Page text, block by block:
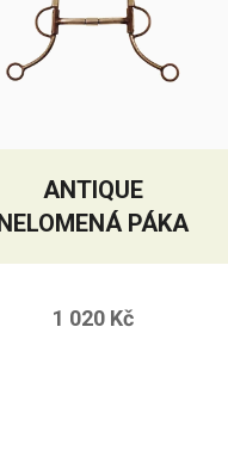
ANTIQUE
PÁKA
1 020 Kč